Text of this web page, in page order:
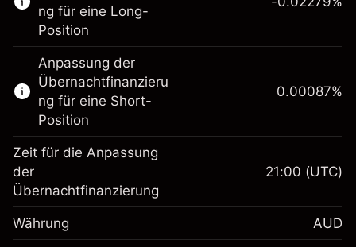
Erfahren Sie mehr über:
CFDs
Knock-outs
ng für eine Long-
Position
A$1,000.00
Anpassung der
Übernachtfinanzierung
Gebühren aus
-0.022788
%
Anpassung der
Übernachtfinanzieru
ng für eine Short-
Position
0.00087%
Zeit für die Anpassung
der
Übernachtfinanzierung
21:00 (UTC)
Währung AUD